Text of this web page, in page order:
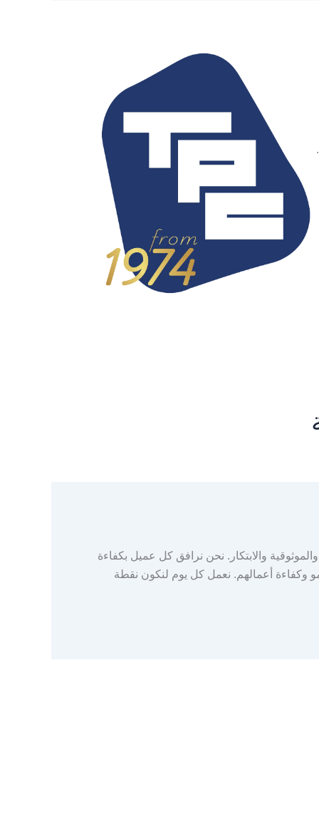
والابتكار. نحن نرافق كل عميل بكفاءة
وكفاءة أعمالهم. نعمل كل يوم لنكون نقطة